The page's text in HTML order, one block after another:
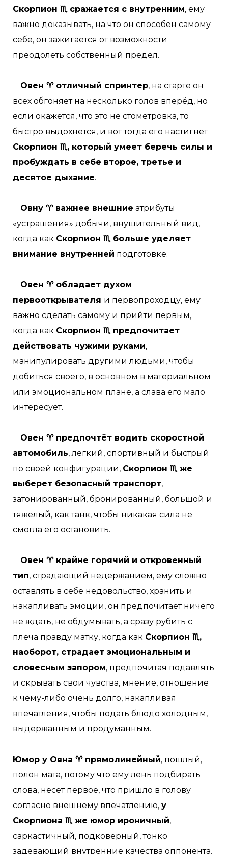
Скорпион ♏ сражается с внутренним, ему
важно доказывать, на что он способен самому
себе, он зажигается от возможности
преодолеть собственный предел.
Овен ♈ отличный спринтер, на старте он
всех обгоняет на несколько голов вперёд, но
если окажется, что это не стометровка, то
быстро выдохнется, и вот тогда его настигнет
Скорпион ♏, который умеет беречь силы и
пробуждать в себе второе, третье и
десятое дыхание.
Овну ♈ важнее внешние атрибуты
«устрашения» добычи, внушительный вид,
когда как Скорпион ♏ больше уделяет
внимание внутренней подготовке.
Овен ♈ обладает духом
первооткрывателя и первопроходцу, ему
важно сделать самому и прийти первым,
когда как Скорпион ♏ предпочитает
действовать чужими руками,
манипулировать другими людьми, чтобы
добиться своего, в основном в материальном
или эмоциональном плане, а слава его мало
интересует.
Овен ♈ предпочтёт водить скоростной
автомобиль, легкий, спортивный и быстрый
по своей конфигурации, Скорпион ♏ же
выберет безопасный транспорт,
затонированный, бронированный, большой и
тяжёлый, как танк, чтобы никакая сила не
смогла его остановить.
Овен ♈ крайне горячий и откровенный
тип, страдающий недержанием, ему сложно
оставлять в себе недовольство, хранить и
накапливать эмоции, он предпочитает ничего
не ждать, не обдумывать, а сразу рубить с
плеча правду матку, когда как Скорпион ♏,
наоборот, страдает эмоциональным и
словесным запором, предпочитая подавлять
и скрывать свои чувства, мнение, отношение
к чему-либо очень долго, накапливая
впечатления, чтобы подать блюдо холодным,
выдержанным и продуманным.
Юмор у Овна ♈ прямолинейный, пошлый,
полон мата, потому что ему лень подбирать
слова, несет первое, что пришло в голову
согласно внешнему впечатлению, у
Скорпиона ♏ же юмор ироничный,
саркастичный, подковёрный, тонко
задевающий внутренние качества оппонента.